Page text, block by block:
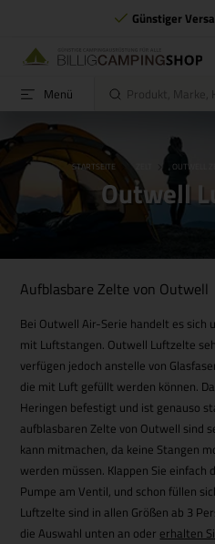
Günstiger
Menü
STARTSEITE OUTWELL
Outwell
Aufblasbare Zelte von Outwell
Bei Outwell Air-Serie handelt es sich
mit Luftstangen. Outwell Luftzelte
verfügen jedoch anstelle von
die mit Luft gefüllt werden können.
Heringen befestigt und ist genauso
aufblasbaren Zelte von Outwell sind
kann mitmachen, da keine Stangen
werden müssen. Klappen Sie einfach
Pumpe am Ventil, und schon füllen
Luftzelte sind in allen Größen ab 3
die Auswahl unten an oder erhalten